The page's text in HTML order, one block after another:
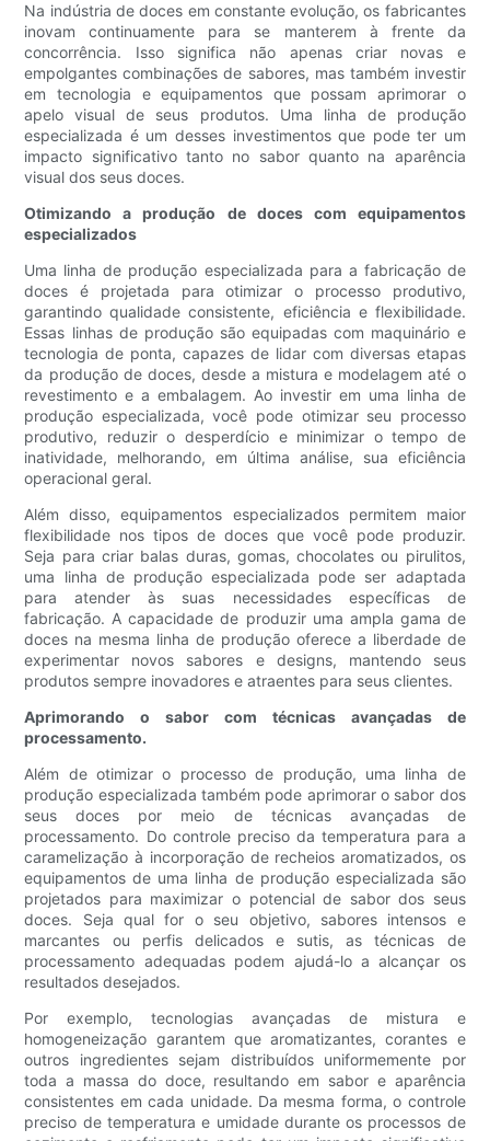
Na indústria de doces em constante evolução, os fabricantes
inovam continuamente para se manterem à frente da
concorrência. Isso significa não apenas criar novas e
empolgantes combinações de sabores, mas também investir
em tecnologia e equipamentos que possam aprimorar o
apelo visual de seus produtos. Uma linha de produção
especializada é um desses investimentos que pode ter um
impacto significativo tanto no sabor quanto na aparência
visual dos seus doces.
Otimizando a produção de doces com equipamentos
especializados
Uma linha de produção especializada para a fabricação de
doces é projetada para otimizar o processo produtivo,
garantindo qualidade consistente, eficiência e flexibilidade.
Essas linhas de produção são equipadas com maquinário e
tecnologia de ponta, capazes de lidar com diversas etapas
da produção de doces, desde a mistura e modelagem até o
revestimento e a embalagem. Ao investir em uma linha de
produção especializada, você pode otimizar seu processo
produtivo, reduzir o desperdício e minimizar o tempo de
inatividade, melhorando, em última análise, sua eficiência
operacional geral.
Além disso, equipamentos especializados permitem maior
flexibilidade nos tipos de doces que você pode produzir.
Seja para criar balas duras, gomas, chocolates ou pirulitos,
uma linha de produção especializada pode ser adaptada
para atender às suas necessidades específicas de
fabricação. A capacidade de produzir uma ampla gama de
doces na mesma linha de produção oferece a liberdade de
experimentar novos sabores e designs, mantendo seus
produtos sempre inovadores e atraentes para seus clientes.
Aprimorando o sabor com técnicas avançadas de
processamento.
Além de otimizar o processo de produção, uma linha de
produção especializada também pode aprimorar o sabor dos
seus doces por meio de técnicas avançadas de
processamento. Do controle preciso da temperatura para a
caramelização à incorporação de recheios aromatizados, os
equipamentos de uma linha de produção especializada são
projetados para maximizar o potencial de sabor dos seus
doces. Seja qual for o seu objetivo, sabores intensos e
marcantes ou perfis delicados e sutis, as técnicas de
processamento adequadas podem ajudá-lo a alcançar os
resultados desejados.
Por exemplo, tecnologias avançadas de mistura e
homogeneização garantem que aromatizantes, corantes e
outros ingredientes sejam distribuídos uniformemente por
toda a massa do doce, resultando em sabor e aparência
consistentes em cada unidade. Da mesma forma, o controle
preciso de temperatura e umidade durante os processos de